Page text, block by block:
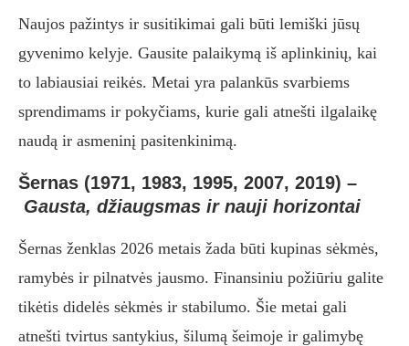
Naujos pažintys ir susitikimai gali būti lemiški jūsų
gyvenimo kelyje. Gausite palaikymą iš aplinkinių, kai
to labiausiai reikės. Metai yra palankūs svarbiems
sprendimams ir pokyčiams, kurie gali atnešti ilgalaikę
naudą ir asmeninį pasitenkinimą.
Šernas (1971, 1983, 1995, 2007, 2019) –
Gausta, džiaugsmas ir nauji horizontai
Šernas ženklas 2026 metais žada būti kupinas sėkmės,
ramybės ir pilnatvės jausmo. Finansiniu požiūriu galite
tikėtis didelės sėkmės ir stabilumo. Šie metai gali
atnešti tvirtus santykius, šilumą šeimoje ir galimybę